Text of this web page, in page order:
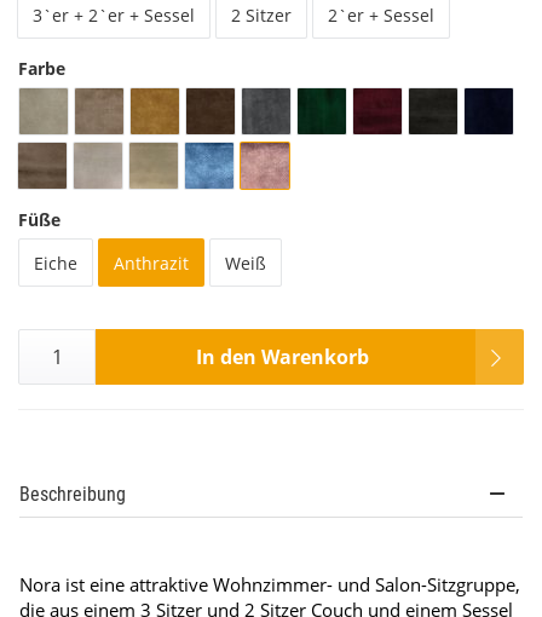
3`er + 2`er + Sessel 2 Sitzer 2`er + Sessel
Farbe
Füße
Eiche
Anthrazit Weiß
In den Warenkorb
Beschreibung
Nora ist eine attraktive Wohnzimmer- und Salon-Sitzgruppe,
die aus einem 3 Sitzer und 2 Sitzer Couch und einem Sessel